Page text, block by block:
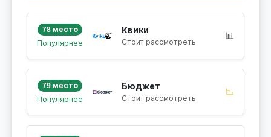
78 место
Популярнее
Квики
Стоит рассмотреть
📊
79 место
Популярнее
Бюджет
Стоит рассмотреть
📉